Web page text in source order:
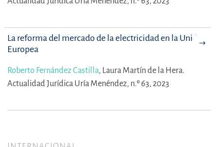
La reforma del mercado de la electricidad en la Unión
Europea
Roberto Fernández Castilla, Laura Martín de la Hera.
Actualidad Jurídica Uría Menéndez, n.º 63, 2023